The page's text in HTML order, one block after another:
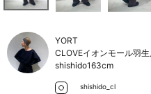
YORT
CLOVEイオンモール羽
shishido163cm
shishido_cl